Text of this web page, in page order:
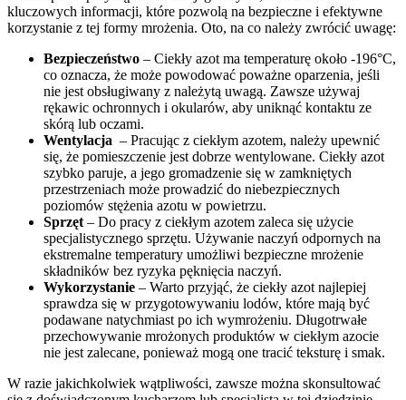
kluczowych informacji, które‍ pozwolą ​na bezpieczne i ‍efektywne
‌korzystanie z tej formy mrożenia.‍ Oto, ⁢na co należy zwrócić uwagę:
Bezpieczeństwo – Ciekły azot ma temperaturę około‌ -196°C,
co oznacza, że może powodować poważne oparzenia, jeśli
nie ⁤jest obsługiwany z należytą uwagą. Zawsze używaj
rękawic ⁣ochronnych i okularów, aby uniknąć kontaktu ze
skórą lub oczami.
Wentylacja ⁤ – Pracując​ z ciekłym ‌azotem, należy⁣ upewnić
się, że‍ pomieszczenie jest dobrze wentylowane. Ciekły azot
szybko paruje, ⁢a jego gromadzenie się w zamkniętych
przestrzeniach może prowadzić do⁢ niebezpiecznych
poziomów stężenia azotu w powietrzu.
Sprzęt – Do pracy z ciekłym azotem zaleca się użycie
⁤specjalistycznego sprzętu. Używanie ⁣naczyń⁤ odpornych na
ekstremalne temperatury ⁢umożliwi bezpieczne mrożenie
składników⁣ bez ryzyka pęknięcia naczyń.
Wykorzystanie – Warto przyjąć, że ciekły azot najlepiej
sprawdza się ‍w przygotowywaniu lodów, które‌ mają ⁤być
podawane natychmiast po ich wymrożeniu.​ Długotrwałe
przechowywanie mrożonych produktów w ciekłym azocie
nie ‌jest‌ zalecane, ponieważ mogą one⁣ tracić teksturę i ​smak.
W razie jakichkolwiek ⁤wątpliwości, zawsze można skonsultować